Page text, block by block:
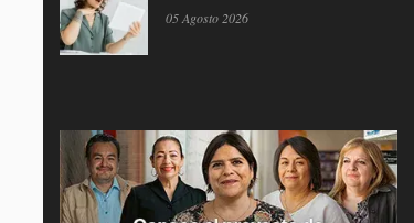
05 Agosto 2026